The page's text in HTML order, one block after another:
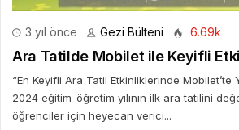
3 yıl önce Gezi Bülteni 6.69k
Ara Tatilde Mobilet ile Keyifli
“En Keyifli Ara Tatil Etkinliklerinde Mobilet’te
2024 eğitim-öğretim yılının ilk ara tatilini
öğrenciler için heyecan verici...